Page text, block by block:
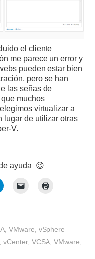
el cliente
me parece un error y
pueden estar bien
pero se han
las señas de
muchos
virtualizar a
lugar de utilizar otras
V.
ayuda 😉
, VMware, vSphere
vCenter, VCSA, VMware,